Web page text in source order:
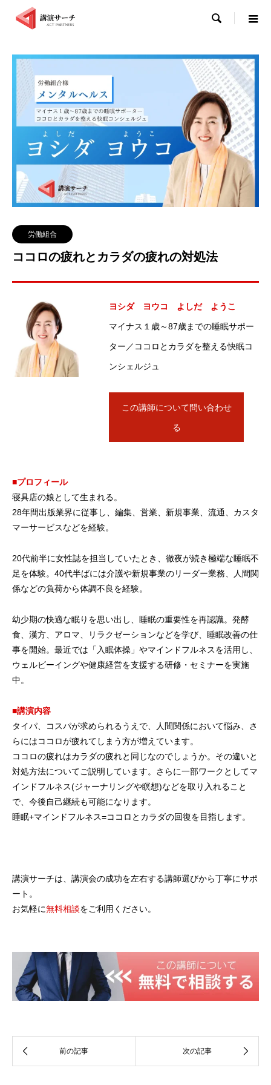

労働組合
ココロの疲れとカラダの疲れの対処法
ヨシダ ヨウコ よしだ ようこ
マイナス１歳～87歳までの睡眠サポー
ター／ココロとカラダを整える快眠コ
ンシェルジュ
この講師について問い合わせ
る
■プロフィール
寝具店の娘として生まれる。
28年間出版業界に従事し、編集、営業、新規事業、流通、カスタ
マーサービスなどを経験。
20代前半に女性誌を担当していたとき、徹夜が続き極端な睡眠不
足を体験。40代半ばには介護や新規事業のリーダー業務、人間関
係などの負荷から体調不良を経験。
幼少期の快適な眠りを思い出し、睡眠の重要性を再認識。発酵
食、漢方、アロマ、リラクゼーションなどを学び、睡眠改善の仕
事を開始。最近では「入眠体操」やマインドフルネスを活用し、
ウェルビーイングや健康経営を支援する研修・セミナーを実施
中。
■講演内容
タイパ、コスパが求められるうえで、人間関係において悩み、さ
らにはココロが疲れてしまう方が増えています。
ココロの疲れはカラダの疲れと同じなのでしょうか。その違いと
対処方法についてご説明しています。さらに一部ワークとしてマ
インドフルネス(ジャーナリングや瞑想)などを取り入れること
で、今後自己継続も可能になります。
睡眠+マインドフルネス=ココロとカラダの回復を目指します。
講演サーチは、講演会の成功を左右する講師選びから丁寧にサポ
ート。
お気軽に無料相談をご利用ください。